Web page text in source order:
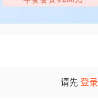
请先 登录